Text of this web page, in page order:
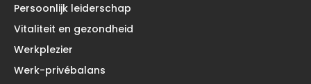
Persoonlijk leiderschap
Vitaliteit en gezondheid
Werkplezier
Werk-privébalans